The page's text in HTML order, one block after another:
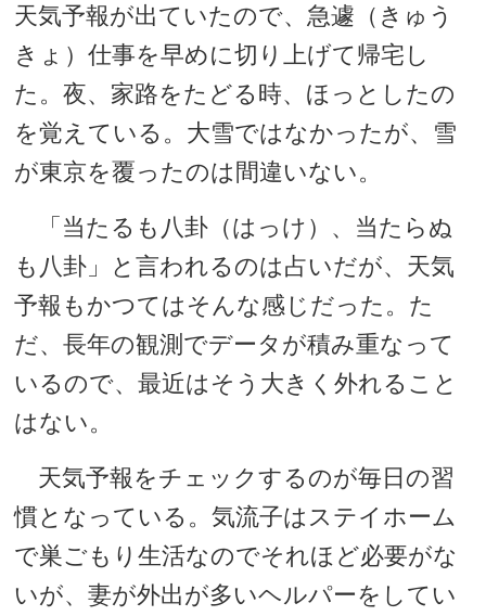
天気予報が出ていたので、急遽（きゅう
きょ）仕事を早めに切り上げて帰宅し
た。夜、家路をたどる時、ほっとしたの
を覚えている。大雪ではなかったが、雪
が東京を覆ったのは間違いない。
「当たるも八卦（はっけ）、当たらぬ
も八卦」と言われるのは占いだが、天気
予報もかつてはそんな感じだった。た
だ、長年の観測でデータが積み重なって
いるので、最近はそう大きく外れること
はない。
天気予報をチェックするのが毎日の習
慣となっている。気流子はステイホーム
で巣ごもり生活なのでそれほど必要がな
いが、妻が外出が多いヘルパーをしてい